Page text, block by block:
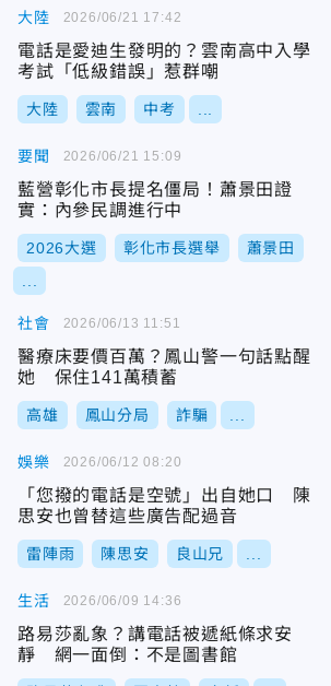
大陸
電話是愛迪生發明的？雲南高中入學
考試「低級錯誤」惹群嘲
大陸 雲南 中考
2026/06/21 17:42
要聞
藍營彰化市長提名僵局！蕭景田證
實：內參民調進行中
2026大選 彰化市長選舉 蕭景田
2026/06/21 15:09
社會
醫療床要價百萬？鳳山警一句話點醒
她 保住141萬積蓄
高雄 鳳山分局 詐騙
2026/06/13 11:51
娛樂
「您撥的電話是空號」出自她口 陳
思安也曾替這些廣告配過音
雷陣雨 陳思安 良山兄
2026/06/12 08:20
生活
路易莎亂象？講電話被遞紙條求安
靜 網一面倒：不是圖書館
2026/06/09 14:36